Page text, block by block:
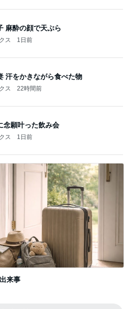
麻酔の顔で天ぷら
ス 1日前
汗をかきながら食べた物
ス 22時間前
念願叶った飲み会
ス 1日前
来事